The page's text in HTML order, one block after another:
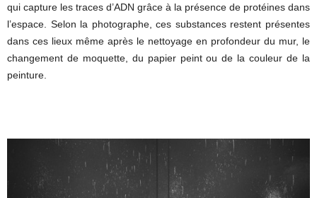
qui capture les traces d’ADN grâce à la présence de protéines dans
l’espace. Selon la photographe, ces substances restent présentes
dans ces lieux même après le nettoyage en profondeur du mur, le
changement de moquette, du papier peint ou de la couleur de la
peinture.